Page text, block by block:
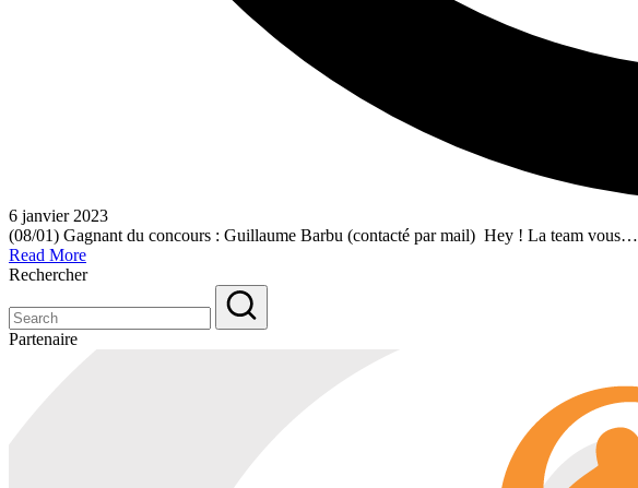
6 janvier 2023
(08/01) Gagnant du concours : Guillaume Barbu (contacté par mail) Hey ! La team vous…
Read More
Rechercher
Partenaire